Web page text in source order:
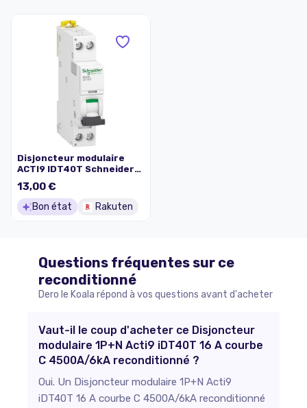
Disjoncteur modulaire
ACTI9 IDT40T Schneider
Electric 1PN courbe C
4500 A 6 kA A9P22610
13,00 €
Bon état Rakuten
Questions fréquentes sur ce
reconditionné
Dero le Koala répond à vos questions avant d'acheter
Vaut-il le coup d'acheter ce Disjoncteur
modulaire 1P+N Acti9 iDT40T 16 A courbe
C 4500A/6kA reconditionné ?
Oui. Un Disjoncteur modulaire 1P+N Acti9
iDT40T 16 A courbe C 4500A/6kA reconditionné